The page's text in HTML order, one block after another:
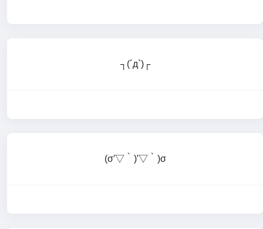
┐(´д`)┌
(σ′▽‵)′▽‵)σ